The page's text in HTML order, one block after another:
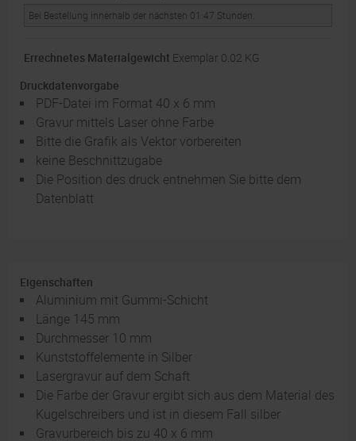
Bei Bestellung innerhalb der nächsten 01:47 Stunden.
Errechnetes Materialgewicht Exemplar 0.02 KG
Druckdatenvorgabe
PDF-Datei im Format 40 x 6 mm
Gravur mittels Laser ohne Farbe
Bitte die Grafik als Vektor vorbereiten
keine Beschnittzugabe
Die Position des druck entnehmen Sie bitte dem
Datenblatt
Eigenschaften
Aluminium mit Gummi-Schicht
Länge 145 mm
Durchmesser 10 mm
Kunststoffelemente in Silber
Lasergravur auf dem Schaft
Die Farbe der Gravur ergibt sich aus dem Material des
Kugelschreibers und ist in diesem Fall silber
Gravurbereich bis zu 40 x 6 mm